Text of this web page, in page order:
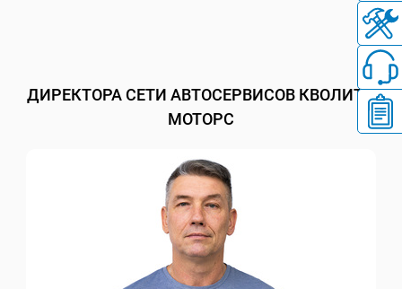
ДИРЕКТОРА СЕТИ АВТОСЕРВИСОВ КВОЛИТИ
МОТОРС